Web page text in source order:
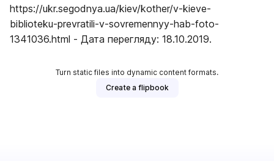
https://ukr.segodnya.ua/kiev/kother/v-kieve-
biblioteku-prevratili-v-sovremennyy-hab-foto-
1341036.html - Дата перегляду: 18.10.2019.
Turn static files into dynamic content formats.
Create a flipbook